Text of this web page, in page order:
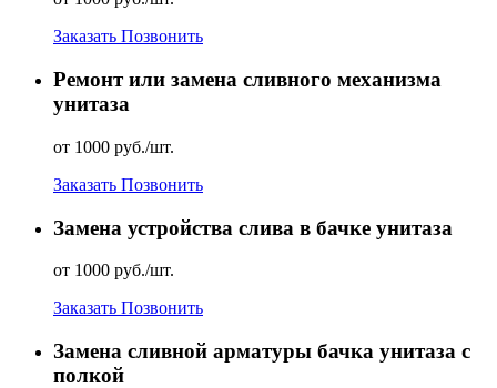
Заказать Позвонить
Ремонт или замена сливного механизма
унитаза
от 1000 руб./шт.
Заказать Позвонить
Замена устройства слива в бачке унитаза
от 1000 руб./шт.
Заказать Позвонить
Замена сливной арматуры бачка унитаза с
полкой